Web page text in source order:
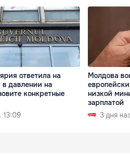
ответила на
в давлении на
конкретные
13:09
Молдова
низкой
зарплатой
3 дня